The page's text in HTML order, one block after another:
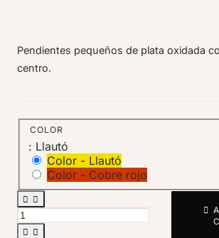
Pendientes pequeños de plata oxidada
centro.
COLOR
: Llautó
Color - Llautó
Color - Cobre rojo
 
 
